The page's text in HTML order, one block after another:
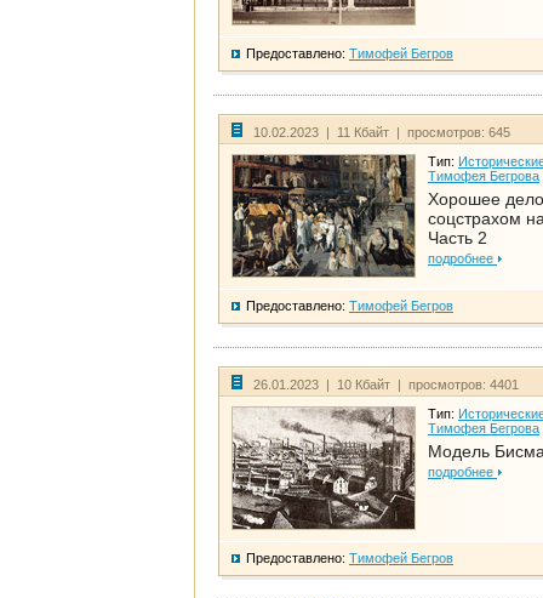
Предоставлено: Тимофей Бегров
10.02.2023 | 11 Кбайт | просмотров: 645
Тип:
Тимофея Бегрова
Хорошее дело
соцстрахом
Часть 2
подробнее
Предоставлено: Тимофей Бегров
26.01.2023 | 10 Кбайт | просмотров: 4401
Тип:
Тимофея Бегрова
Модель
подробнее
Предоставлено: Тимофей Бегров